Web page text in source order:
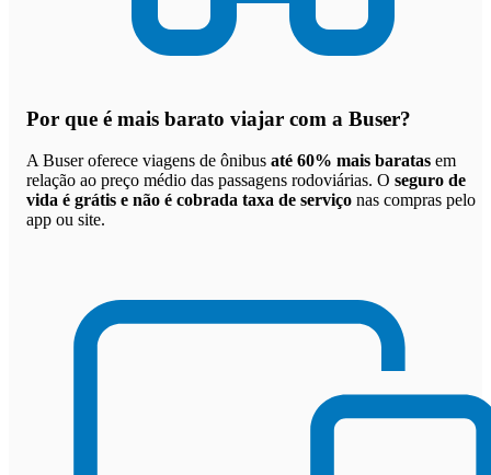
Por que é mais barato viajar com a Buser?
A Buser oferece viagens de ônibus até 60% mais baratas em
relação ao preço médio das passagens rodoviárias. O seguro de
vida é grátis e não é cobrada taxa de serviço nas compras pelo
app ou site.